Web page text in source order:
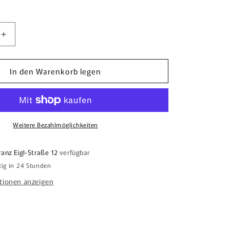
Erhöhe
die
Menge
für
Christbaumschmück
In den Warenkorb legen
Weitere Bezahlmöglichkeiten
Eigl-Straße 12 verfügbar
in 24 Stunden
anzeigen